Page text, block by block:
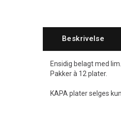
Beskrivelse
Ensidig belagt med
Pakker à 12 plater.
KAPA plater selges